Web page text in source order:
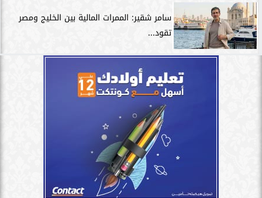
سامر شقير: الممرات المالية بين الخليج ومصر
تقود...